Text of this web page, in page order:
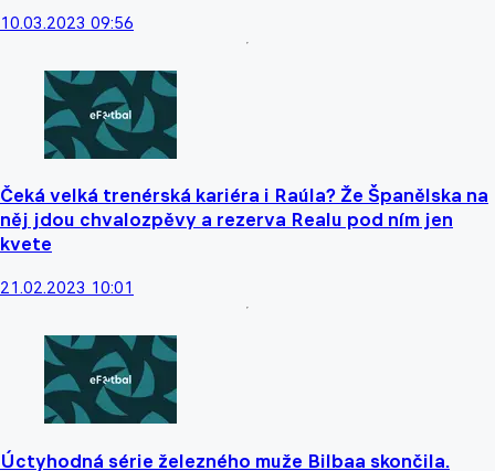
10.03.2023 09:56
Čeká velká trenérská kariéra i Raúla? Že Španělska na
něj jdou chvalozpěvy a rezerva Realu pod ním jen
kvete
21.02.2023 10:01
Úctyhodná série železného muže Bilbaa skončila.